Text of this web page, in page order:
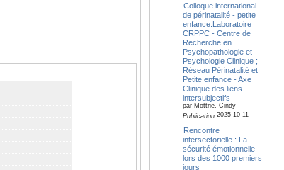
Colloque international
de périnatalité - petite
enfance:Laboratoire
CRPPC - Centre de
Recherche en
Psychopathologie et
Psychologie Clinique ;
Réseau Périnatalité et
Petite enfance - Axe
Clinique des liens
intersubjectifs
par Mottrie, Cindy
Publication2025-10-11
Rencontre
intersectorielle : La
sécurité émotionnelle
lors des 1000 premiers
jours